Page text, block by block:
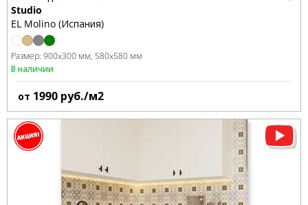
Studio
EL Molino (Испания)
Размер: 900x300 мм 580x580 мм
В наличии
от 1990 руб./м2